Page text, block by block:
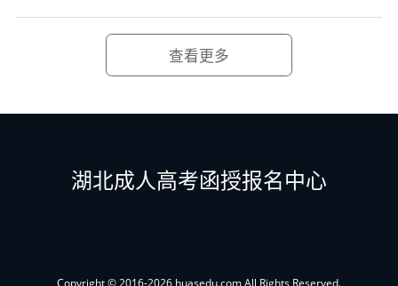
生可以继续在该专业继续深造。毕业生可到国家
与省、市的发展规划部门、交通规划与设计部
教学和科学研究工作。
查看更多
湖北成人高考函授报名中心
Copyright © 2016-2026 huasedu.com All Rights Reserved.